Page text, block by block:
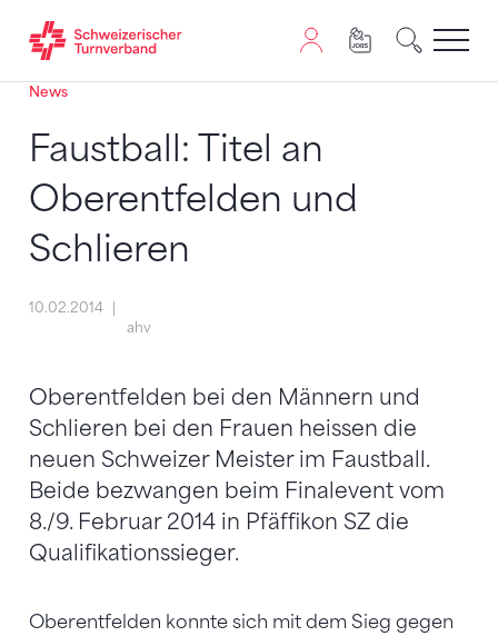
Zum Inhalt springen
Zur Sitemap navigieren
Zum Navigieren dieser Seite wird JavaScript benötigt.
News
Faustball: Titel an
Oberentfelden und
Schlieren
10.02.2014
ahv
Oberentfelden bei den Männern und
Schlieren bei den Frauen heissen die
neuen Schweizer Meister im Faustball.
Beide bezwangen beim Finalevent vom
8./9. Februar 2014 in Pfäffikon SZ die
Qualifikationssieger.
Oberentfelden konnte sich mit dem Sieg gegen